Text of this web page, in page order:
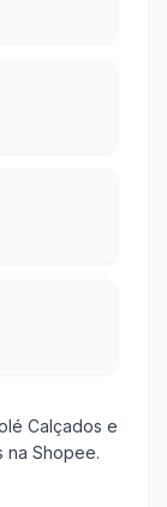
Calçados e
na Shopee.